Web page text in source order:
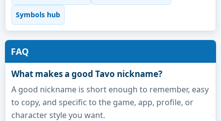
Symbols hub
FAQ
What makes a good Tavo nickname?
A good nickname is short enough to remember, easy
to copy, and specific to the game, app, profile, or
character style you want.